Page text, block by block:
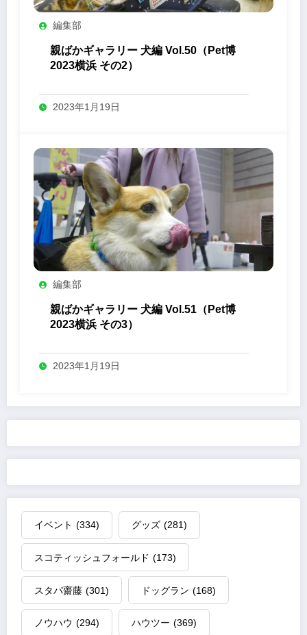
編集部
親ばかギャラリー 犬編 Vol.50（Pet博
2023横浜 その2）
2023年1月19日
編集部
親ばかギャラリー 犬編 Vol.51（Pet博
2023横浜 その3）
2023年1月19日
イベント (334) グッズ (281)
スコティッシュフォールド (173)
スタパ齋藤 (301) ドッグラン (168)
ノウハウ (294) ハウツー (369)